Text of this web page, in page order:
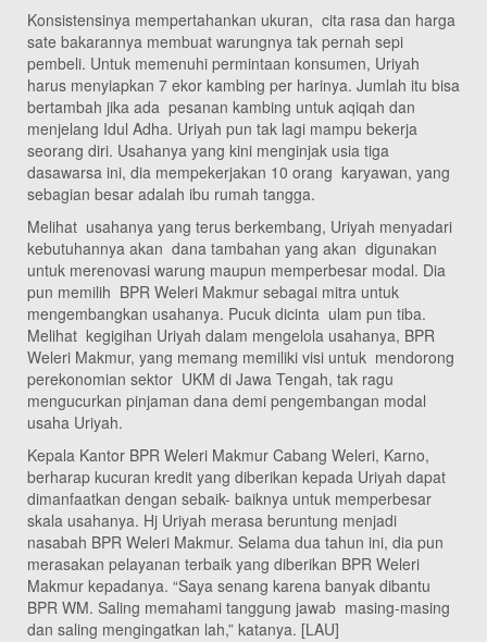
Konsistensinya mempertahankan ukuran, cita rasa dan harga
sate bakarannya membuat warungnya tak pernah sepi
pembeli. Untuk memenuhi permintaan konsumen, Uriyah
harus menyiapkan 7 ekor kambing per harinya. Jumlah itu bisa
bertambah jika ada pesanan kambing untuk aqiqah dan
menjelang Idul Adha. Uriyah pun tak lagi mampu bekerja
seorang diri. Usahanya yang kini menginjak usia tiga
dasawarsa ini, dia mempekerjakan 10 orang karyawan, yang
sebagian besar adalah ibu rumah tangga.
Melihat usahanya yang terus berkembang, Uriyah menyadari
kebutuhannya akan dana tambahan yang akan digunakan
untuk merenovasi warung maupun memperbesar modal. Dia
pun memilih BPR Weleri Makmur sebagai mitra untuk
mengembangkan usahanya. Pucuk dicinta ulam pun tiba.
Melihat kegigihan Uriyah dalam mengelola usahanya, BPR
Weleri Makmur, yang memang memiliki visi untuk mendorong
perekonomian sektor UKM di Jawa Tengah, tak ragu
mengucurkan pinjaman dana demi pengembangan modal
usaha Uriyah.
Kepala Kantor BPR Weleri Makmur Cabang Weleri, Karno,
berharap kucuran kredit yang diberikan kepada Uriyah dapat
dimanfaatkan dengan sebaik- baiknya untuk memperbesar
skala usahanya. Hj Uriyah merasa beruntung menjadi
nasabah BPR Weleri Makmur. Selama dua tahun ini, dia pun
merasakan pelayanan terbaik yang diberikan BPR Weleri
Makmur kepadanya. “Saya senang karena banyak dibantu
BPR WM. Saling memahami tanggung jawab masing-masing
dan saling mengingatkan lah,” katanya. [LAU]